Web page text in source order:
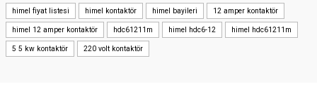
Ürün resmi kalitesiz, bozuk veya görüntülenemiyor.
Ürün açıklamasında eksik bilgiler bulunuyor.
Ürün bilgilerinde hatalar bulunuyor.
himel fiyat listesi
himel kontaktör himel bayileri 12 amper kontaktör
himel 12 amper kontaktör hdc61211m himel hdc6-12 himel hdc61211m
5 5 kw kontaktör 220 volt kontaktör